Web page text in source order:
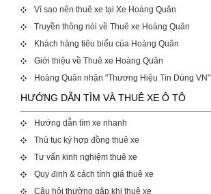
Vì sao nên thuê xe tại Xe Hoàng Quân
Truyền thông nói về Thuê xe Hoàng Quân
Khách hàng tiêu biểu của Hoàng Quân
Giới thiệu về Thuê xe Hoàng Quân
Hoàng Quân nhận "Thương Hiệu Tin Dùng VN"
HƯỚNG DẪN TÌM VÀ THUÊ XE Ô TÔ
Hướng dẫn tìm xe nhanh
Thủ tục ký hợp đồng thuê xe
Tư vấn kinh nghiệm thuê xe
Quy định & cách tính giá thuê xe
Câu hỏi thường gặp khi thuê xe